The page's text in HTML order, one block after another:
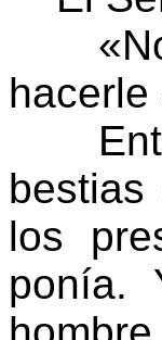
«No
los
ponía.